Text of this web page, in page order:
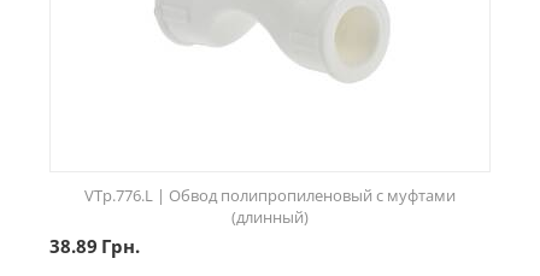
VTp.776.L | Обвод полипропиленовый с муфтами
(длинный)
38.89 Грн.